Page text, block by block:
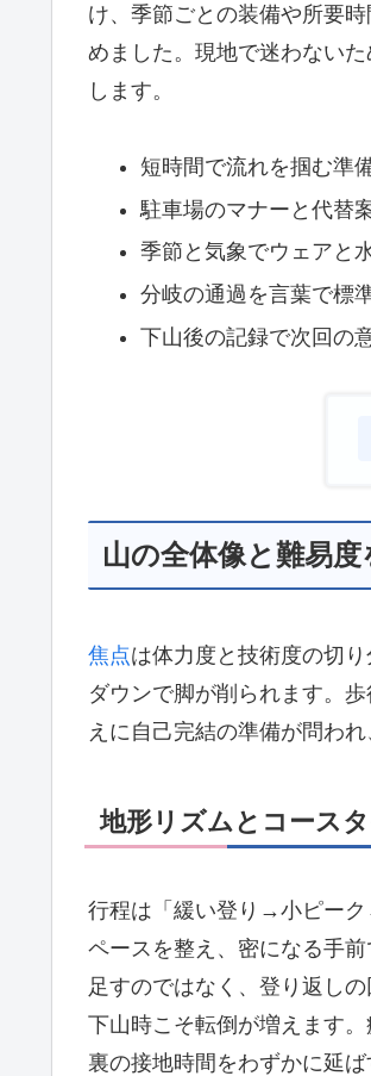
け、季節ごとの装備や所要
めました。現地で迷わない
します。
短時間で流れを掴む準
駐車場のマナーと代替
季節と気象でウェアと
分岐の通過を言葉で標
下山後の記録で次回の
山の全体像と難易
焦点は体力度と技術度の切
ダウンで脚が削られます。
えに自己完結の準備が問わ
地形リズムとコース
行程は「緩い登り→小ピー
ペースを整え、密になる手
足すのではなく、登り返し
下山時こそ転倒が増えます
裏の接地時間をわずかに延ば